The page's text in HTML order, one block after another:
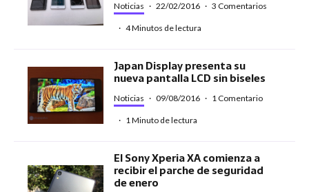
Noticias · 22/02/2016 · 3 Comentarios
· 4 Minutos de lectura
Japan Display presenta su
nueva pantalla LCD sin biseles
Noticias · 09/08/2016 · 1 Comentario
· 1 Minuto de lectura
El Sony Xperia XA comienza a
recibir el parche de seguridad
de enero